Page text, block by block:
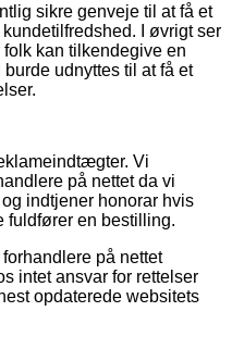
sikre genveje til at få et
I øvrigt ser
kan tilkendegive en
udnyttes til at få et
Vi
på nettet da vi
indtjener honorar hvis
fuldfører en bestilling.
på nettet
intet ansvar for rettelser
opdaterede websitets